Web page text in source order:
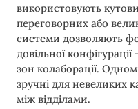
використовують
переговорних або
системи дозволяють
довільної
зон колаборації.
зручні для невеликих
між відділами.